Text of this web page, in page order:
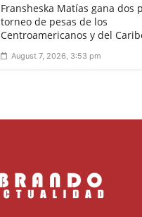
Fransheska Matías gana dos
torneo de pesas de los
Centroamericanos y del
August 7, 2026, 3:53 pm